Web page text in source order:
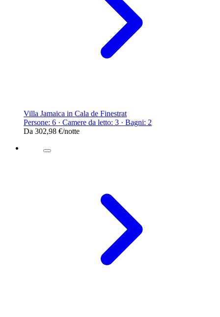
Villa Jamaica in Cala de Finestrat
Persone: 6 · Camere da letto: 3 · Bagni: 2
Da 302,98 €/notte